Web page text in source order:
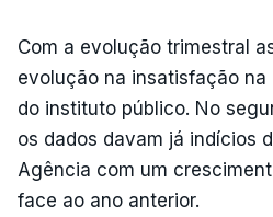
Com a evolução trimestral
evolução na insatisfação
do instituto público. No
os dados davam já indícios
Agência com um
face ao ano anterior.